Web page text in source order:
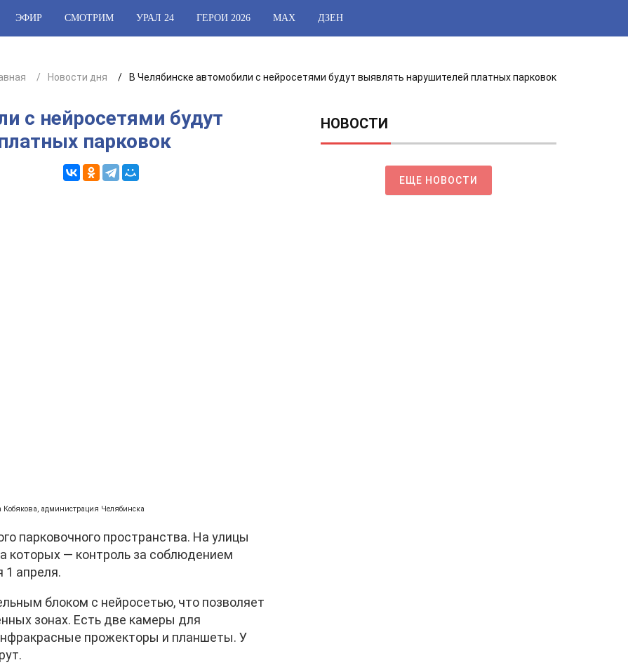
ЭФИР СМОТРИМ УРАЛ 24 ГЕРОИ 2026 МАХ ДЗЕН
Новости дня В Челябинске автомобили с нейросетями будут выявлять нарушителей платных парковок
с нейросетями будут
парковок
администрация Челябинска
парковочного пространства. На улицы
которых — контроль за соблюдением
1 апреля.
блоком с нейросетью, что позволяет
зонах. Есть две камеры для
прожекторы и планшеты. У
НОВОСТИ
ЕЩЕ НОВОСТИ